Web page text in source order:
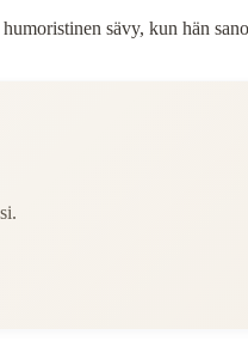
sävy, kun hän